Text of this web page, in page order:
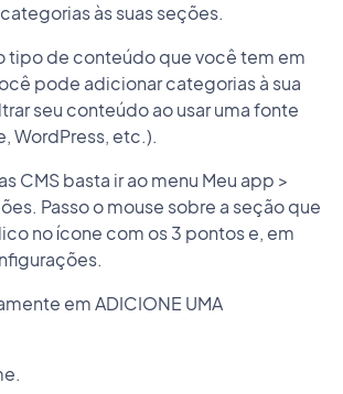
às suas seções.
tipo de conteúdo que você tem em
pode adicionar categorias à sua
seu conteúdo ao usar uma fonte
WordPress, etc.).
CMS basta ir ao menu Meu app >
Passo o mouse sobre a seção que
no ícone com os 3 pontos e, em
em ADICIONE UMA